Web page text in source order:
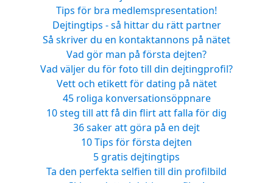
Tips för bra medlemspresentation!
Dejtingtips - så hittar du rätt partner
Så skriver du en kontaktannons på nätet
Vad gör man på första dejten?
Vad väljer du för foto till din dejtingprofil?
Vett och etikett för dating på nätet
45 roliga konversationsöppnare
10 steg till att få din flirt att falla för dig
36 saker att göra på en dejt
10 Tips för första dejten
5 gratis dejtingtips
Ta den perfekta selfien till din profilbild